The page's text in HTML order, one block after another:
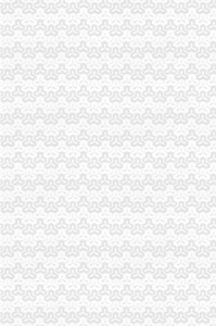
《一般货物出口流程》100篇第
货物出口流程（出口货物流程
货物出口流程有哪些_百度经验
货物出口流程_百度知道
出口货物流程
货物出口流程(出口货物流程)-♀
提供货物进出口流程,人和网
国际贸易实务：货物进出口业务
【出口货物流程】-出口货物流
出口货物通关
《进出口货物通关流程》_优秀
北京货物进出口代理-中艺嘉业
进出口货物基本流程_报关员资
一般货物空运进出口步骤_中大